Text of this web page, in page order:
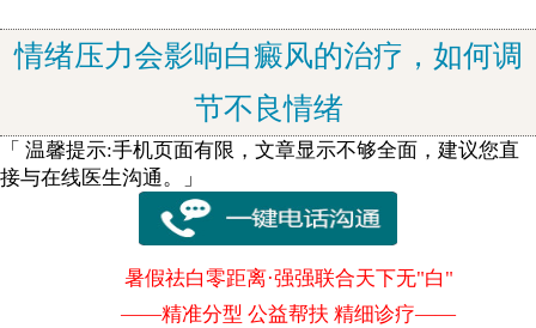
情绪压力会影响白癜风的治疗，如何调
节不良情绪
「 温馨提示:手机页面有限，文章显示不够全面，建议您直
接与在线医生沟通。」
暑假祛白零距离·强强联合天下无"白"
——精准分型 公益帮扶 精细诊疗——